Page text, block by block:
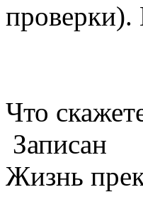
проверки).
Что
Записан
Жизнь